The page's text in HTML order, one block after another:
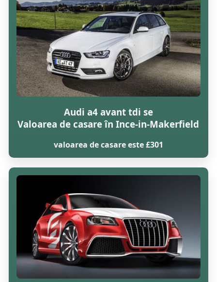
Audi a4 avant tdi se
Valoarea de casare în Ince-in-Makerfield
valoarea de casare este £301